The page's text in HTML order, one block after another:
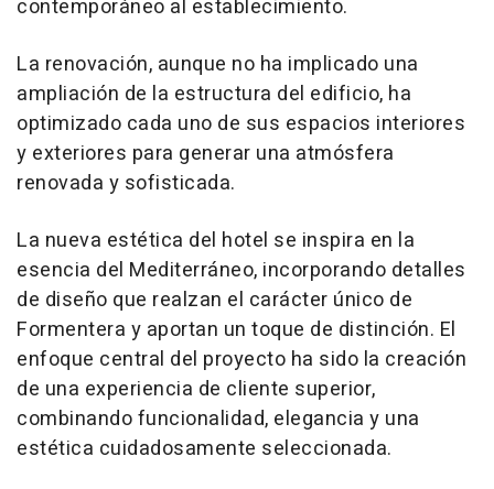
contemporáneo al establecimiento.
La renovación, aunque no ha implicado una
ampliación de la estructura del edificio, ha
optimizado cada uno de sus espacios interiores
y exteriores para generar una atmósfera
renovada y sofisticada.
La nueva estética del hotel se inspira en la
esencia del Mediterráneo, incorporando detalles
de diseño que realzan el carácter único de
Formentera y aportan un toque de distinción. El
enfoque central del proyecto ha sido la creación
de una experiencia de cliente superior,
combinando funcionalidad, elegancia y una
estética cuidadosamente seleccionada.